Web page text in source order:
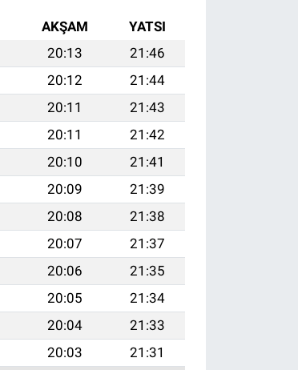
AKŞAM
YATSI
20:13
21:46
20:12
21:44
20:11
21:43
20:11
21:42
20:10
21:41
20:09
21:39
20:08
21:38
20:07
21:37
20:06
21:35
20:05
21:34
20:04
21:33
20:03
21:31